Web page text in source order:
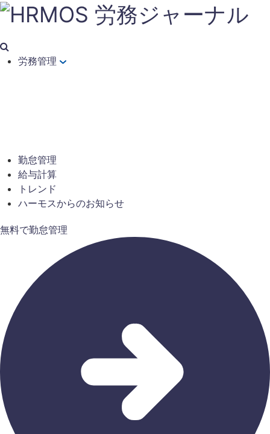
労務管理
勤怠管理
給与計算
トレンド
ハーモスからのお知らせ
無料で勤怠管理